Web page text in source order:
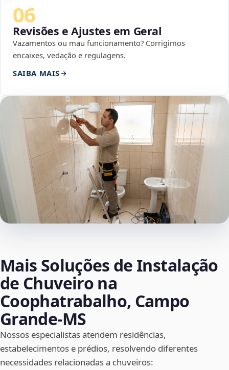
06
Revisões e Ajustes em Geral
Vazamentos ou mau funcionamento? Corrigimos
encaixes, vedação e regulagens.
SAIBA MAIS
Mais Soluções de Instalação
de Chuveiro na
Coophatrabalho, Campo
Grande‑MS
Nossos especialistas atendem residências,
estabelecimentos e prédios, resolvendo diferentes
necessidades relacionadas a chuveiros: